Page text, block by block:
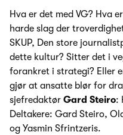
Hva er det med VG? Hva
harde slag der
SKUP, Den store
dette kultur? Sitter det i
forankret i strategi? Eller
gjør at ansatte blør for
sjefredaktør Gard Steiro:
Deltakere: Gard Steiro,
og Yasmin Sfrintzeris.